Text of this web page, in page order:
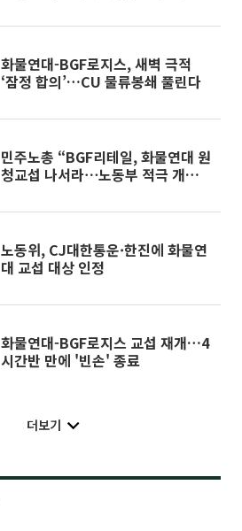
화물연대-BGF로지스, 새벽 극적
‘잠정 합의’…CU 물류봉쇄 풀린다
민주노총 “BGF리테일, 화물연대 원
청교섭 나서라⋯노동부 적극 개입해
노동위, CJ대한통운·한진에 화물연
대 교섭 대상 인정
화물연대-BGF로지스 교섭 재개…4
시간반 만에 '빈손' 종료
더보기